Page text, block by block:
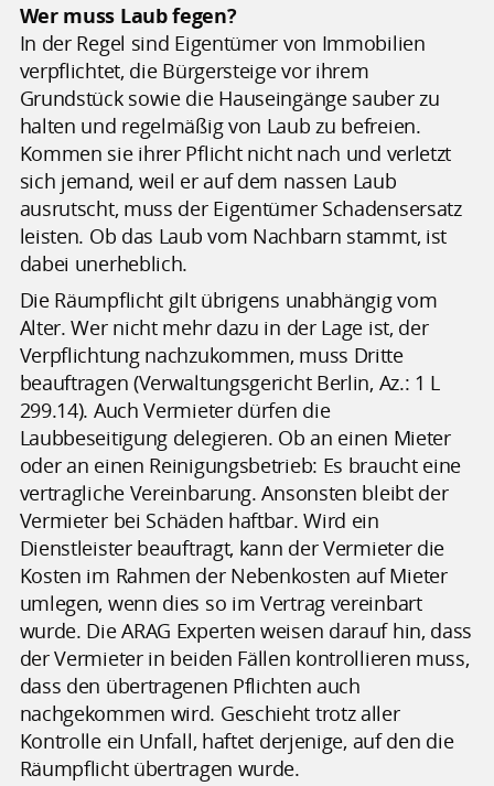
Wer muss Laub fegen?
In der Regel sind Eigentümer von Immobilien
verpflichtet, die Bürgersteige vor ihrem
Grundstück sowie die Hauseingänge sauber zu
halten und regelmäßig von Laub zu befreien.
Kommen sie ihrer Pflicht nicht nach und verletzt
sich jemand, weil er auf dem nassen Laub
ausrutscht, muss der Eigentümer Schadensersatz
leisten. Ob das Laub vom Nachbarn stammt, ist
dabei unerheblich.
Die Räumpflicht gilt übrigens unabhängig vom
Alter. Wer nicht mehr dazu in der Lage ist, der
Verpflichtung nachzukommen, muss Dritte
beauftragen (Verwaltungsgericht Berlin, Az.: 1 L
299.14). Auch Vermieter dürfen die
Laubbeseitigung delegieren. Ob an einen Mieter
oder an einen Reinigungsbetrieb: Es braucht eine
vertragliche Vereinbarung. Ansonsten bleibt der
Vermieter bei Schäden haftbar. Wird ein
Dienstleister beauftragt, kann der Vermieter die
Kosten im Rahmen der Nebenkosten auf Mieter
umlegen, wenn dies so im Vertrag vereinbart
wurde. Die ARAG Experten weisen darauf hin, dass
der Vermieter in beiden Fällen kontrollieren muss,
dass den übertragenen Pflichten auch
nachgekommen wird. Geschieht trotz aller
Kontrolle ein Unfall, haftet derjenige, auf den die
Räumpflicht übertragen wurde.